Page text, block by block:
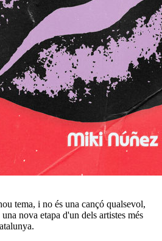
tema, i no és una cançó qualsevol,
nova etapa d'un dels artistes més